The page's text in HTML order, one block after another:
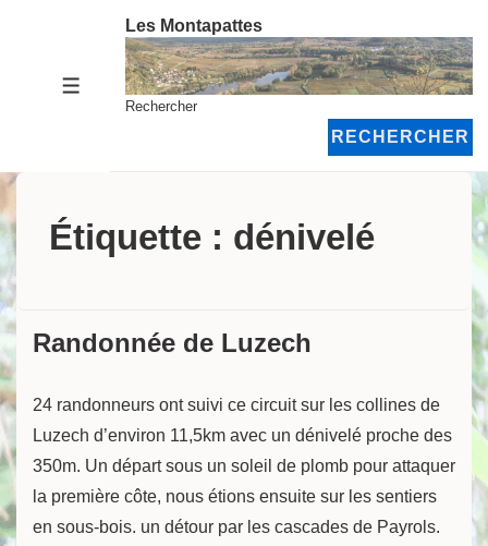
MENU
Les Montapattes
Rechercher
RECHERCHER
Étiquette : dénivelé
Randonnée de Luzech
24 randonneurs ont suivi ce circuit sur les collines de
Luzech d’environ 11,5km avec un dénivelé proche des
350m. Un départ sous un soleil de plomb pour attaquer
la première côte, nous étions ensuite sur les sentiers
en sous-bois. un détour par les cascades de Payrols.